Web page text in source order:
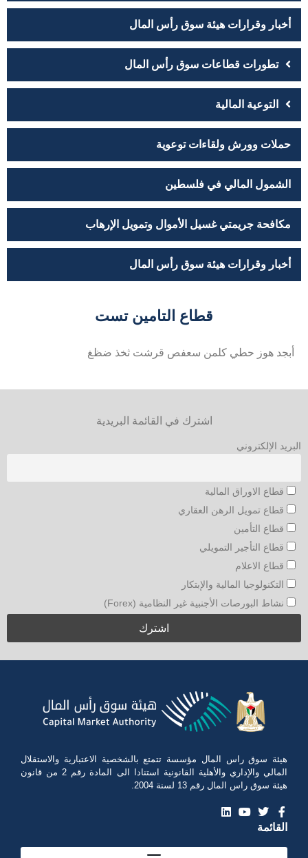
أخبار وقرارات هيئة سوق رأس المال
تطورات قطاعات سوق رأس المال
التوعية المالية
حملات وورش ولقاءات توعوية
الشمول المالي في فلسطين
مكافحة جريمتي غسيل الأموال وتمويل الإرهاب
أخبار وقرارات هيئة سوق رأس المال
قطاع التامين تست
أبجد هوز حطي كلمن سعفص قرشت ثخذ ضظغ
اشترك في القائمة البريدية
البريد الإلكتروني
قطاع الاوراق المالية
قطاع تمويل الرهن العقاري
قطاع التأمين
قطاع التأجير التمويلي
قطاع الاعلام
التكنولوجيا المالية والإبتكار
نشاط البورصات الأجنبية غير النظامية (Forex)
هيئة سوق راس المال مؤسسة تتمتع بالشخصية الاعتبارية والاستقلال
المالي والإداري والأهلية القانونية استنادا الى المادة رقم 2 من قانون
هيئة سوق راس المال رقم 13 لسنة 2004.
القائمة